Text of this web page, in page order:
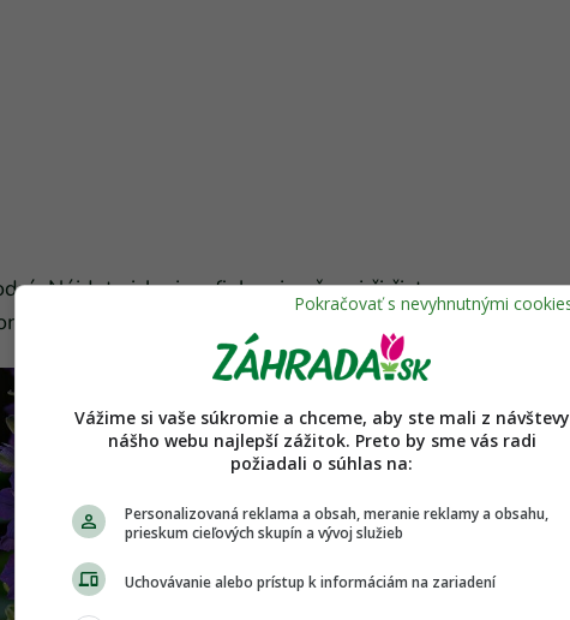
Nájdete ich aj vo fialovej, ružovej či čisto
aj milovníci striedmejšieho štýlu.
Vážime si vaše súkromie a chceme, aby ste mali z návštevy
nášho webu najlepší zážitok. Preto by sme vás radi
požiadali o súhlas na:
Personalizovaná reklama a obsah, meranie reklamy a obsahu,
prieskum cieľových skupín a vývoj služieb
Uchovávanie alebo prístup k informáciám na zariadení